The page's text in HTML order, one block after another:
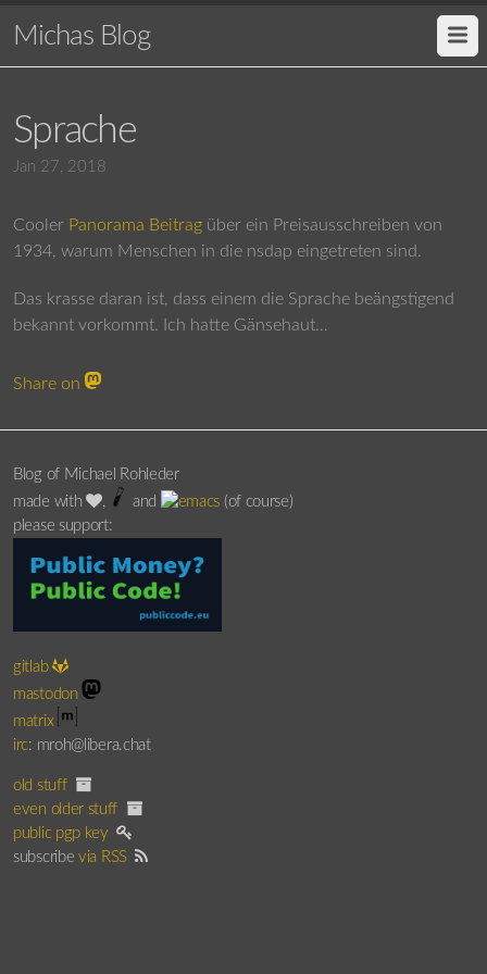
Michas Blog
Sprache
Jan 27, 2018
Cooler Panorama Beitrag über ein Preisausschreiben von
1934, warum Menschen in die nsdap eingetreten sind.
Das krasse daran ist, dass einem die Sprache beängstigend
bekannt vorkommt. Ich hatte Gänsehaut…
Share on
Blog of Michael Rohleder
made with
, and
(of course)
please support:
gitlab
mastodon
matrix
irc: mroh@libera.chat
old stuff
even older stuff
public pgp key
subscribevia RSS